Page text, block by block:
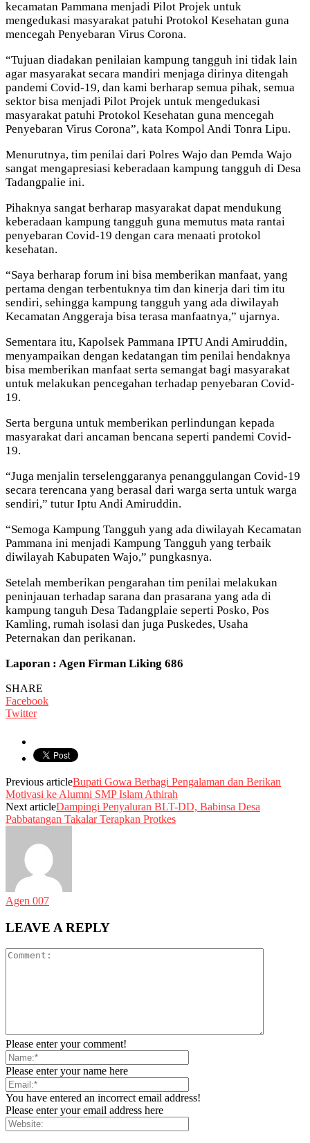
kecamatan Pammana menjadi Pilot Projek untuk
mengedukasi masyarakat patuhi Protokol Kesehatan guna
mencegah Penyebaran Virus Corona.
“Tujuan diadakan penilaian kampung tangguh ini tidak lain
agar masyarakat secara mandiri menjaga dirinya ditengah
pandemi Covid-19, dan kami berharap semua pihak, semua
sektor bisa menjadi Pilot Projek untuk mengedukasi
masyarakat patuhi Protokol Kesehatan guna mencegah
Penyebaran Virus Corona”, kata Kompol Andi Tonra Lipu.
Menurutnya, tim penilai dari Polres Wajo dan Pemda Wajo
sangat mengapresiasi keberadaan kampung tangguh di Desa
Tadangpalie ini.
Pihaknya sangat berharap masyarakat dapat mendukung
keberadaan kampung tangguh guna memutus mata rantai
penyebaran Covid-19 dengan cara menaati protokol
kesehatan.
“Saya berharap forum ini bisa memberikan manfaat, yang
pertama dengan terbentuknya tim dan kinerja dari tim itu
sendiri, sehingga kampung tangguh yang ada diwilayah
Kecamatan Anggeraja bisa terasa manfaatnya,” ujarnya.
Sementara itu, Kapolsek Pammana IPTU Andi Amiruddin,
menyampaikan dengan kedatangan tim penilai hendaknya
bisa memberikan manfaat serta semangat bagi masyarakat
untuk melakukan pencegahan terhadap penyebaran Covid-
19.
Serta berguna untuk memberikan perlindungan kepada
masyarakat dari ancaman bencana seperti pandemi Covid-
19.
“Juga menjalin terselenggaranya penanggulangan Covid-19
secara terencana yang berasal dari warga serta untuk warga
sendiri,” tutur Iptu Andi Amiruddin.
“Semoga Kampung Tangguh yang ada diwilayah Kecamatan
Pammana ini menjadi Kampung Tangguh yang terbaik
diwilayah Kabupaten Wajo,” pungkasnya.
Setelah memberikan pengarahan tim penilai melakukan
peninjauan terhadap sarana dan prasarana yang ada di
kampung tanguh Desa Tadangplaie seperti Posko, Pos
Kamling, rumah isolasi dan juga Puskedes, Usaha
Peternakan dan perikanan.
Laporan : Agen Firman Liking 686
SHARE
Facebook
Twitter
Previous articleBupati Gowa Berbagi Pengalaman dan Berikan
Motivasi ke Alumni SMP Islam Athirah
Next articleDampingi Penyaluran BLT-DD, Babinsa Desa
Pabbatangan Takalar Terapkan Protkes
Agen 007
LEAVE A REPLY
Please enter your comment!
Please enter your name here
You have entered an incorrect email address!
Please enter your email address here